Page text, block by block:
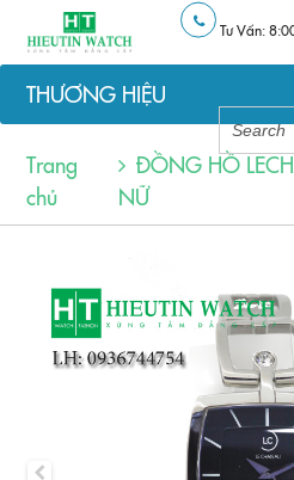
Tư Vấn:
THƯƠNG HIỆU
Trang
chủ
ĐỒNG HỒ
NỮ